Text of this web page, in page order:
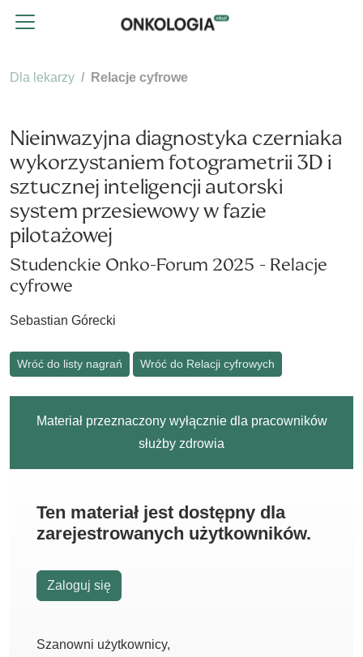
Dla lekarzy Relacje cyfrowe
Nieinwazyjna diagnostyka czerniaka
wykorzystaniem fotogrametrii 3D i
sztucznej inteligencji autorski
system przesiewowy w fazie
pilotażowej
Studenckie Onko-Forum 2025 - Relacje
cyfrowe
Sebastian Górecki
Wróć do listy nagrań Wróć do Relacji cyfrowych
Materiał przeznaczony wyłącznie dla pracowników
służby zdrowia
Ten materiał jest dostępny dla
zarejestrowanych użytkowników.
Zaloguj się
Szanowni użytkownicy,